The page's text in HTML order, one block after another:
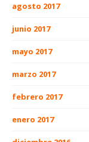
agosto 2017
junio 2017
mayo 2017
marzo 2017
febrero 2017
enero 2017